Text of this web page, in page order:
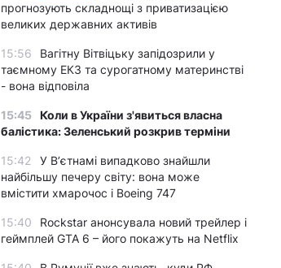
прогнозують складнощі з приватизацією
великих державних активів
15:56
Вагітну Вітвіцьку запідозрили у
таємному ЕКЗ та сурогатному материнстві
- вона відповіла
15:45 Коли в України з'явиться власна
балістика: Зеленський розкрив терміни
15:42
У Вʼєтнамі випадково знайшли
найбільшу печеру світу: вона може
вмістити хмарочос і Boeing 747
15:40
Rockstar анонсувала новий трейлер і
геймплей GTA 6 – його покажуть на Netflix